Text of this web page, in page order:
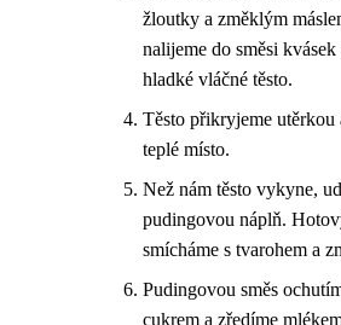
žloutky a změklým
nalijeme do směsi
hladké vláčné těsto.
Těsto přikryjeme utěrkou
teplé místo.
Než nám těsto vykyne,
pudingovou náplň.
smícháme s tvarohem a
Pudingovou směs
cukrem a zředíme